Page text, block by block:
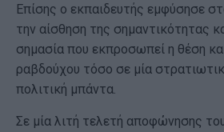
Επίσης ο εκπαιδευτής εμφύσησε
την αίσθηση της σημαντικότητας
σημασία που εκπροσωπεί η θέση
ραβδούχου τόσο σε μία
πολιτική μπάντα.
Σε μία λιτή τελετή αποφώνησης